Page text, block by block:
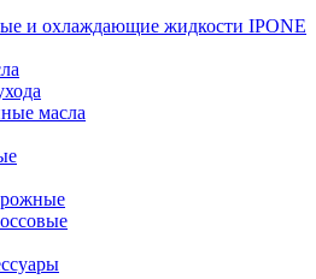
и охлаждающие жидкости IPONE
масла